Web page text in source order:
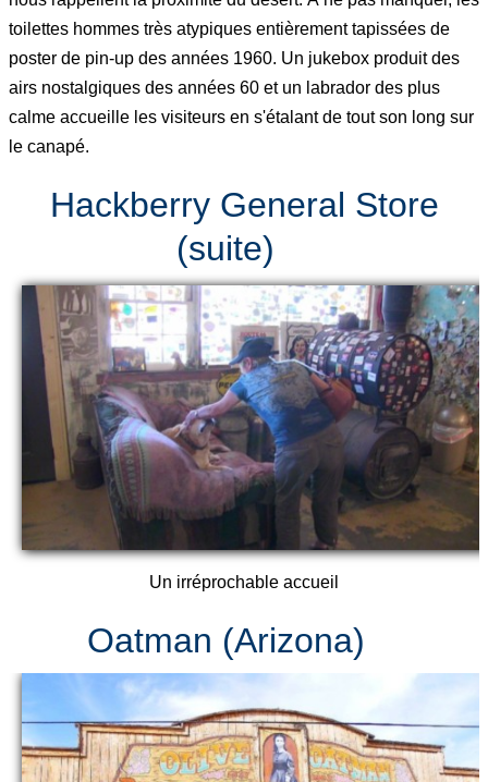
toilettes hommes très atypiques entièrement tapissées de
poster de pin-up des années 1960. Un jukebox produit des
airs nostalgiques des années 60 et un labrador des plus
calme accueille les visiteurs en s'étalant de tout son long sur
le canapé.
Hackberry General Store
(suite)
Un irréprochable accueil
Oatman (Arizona)